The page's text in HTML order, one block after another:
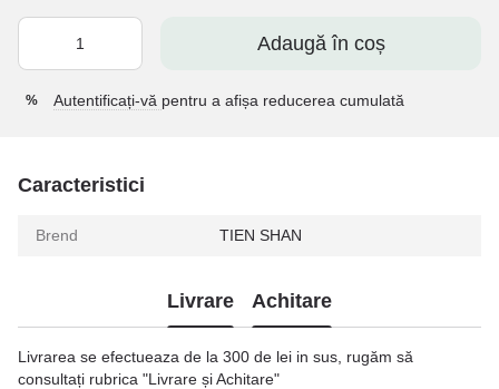
Adaugă în coș
% Autentificați-vă pentru a afișa reducerea cumulată
Caracteristici
Brend TIEN SHAN
Livrare Achitare
Livrarea se efectueaza de la 300 de lei in sus, rugăm să
consultați rubrica "Livrare și Achitare"